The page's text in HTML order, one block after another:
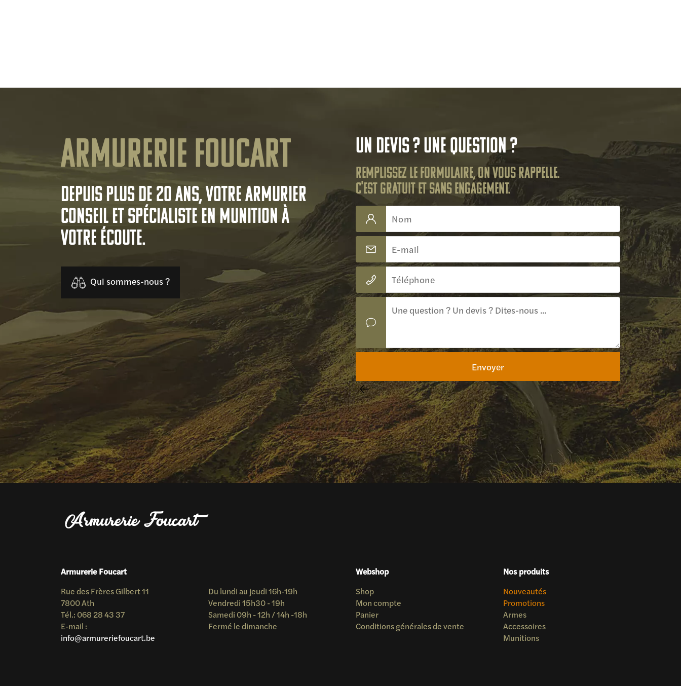
Armurerie Foucart
Depuis plus de 20 ans, votre armurier
conseil et spécialiste en munition à
votre écoute.
Qui sommes-nous ?
Un devis ? Une question ?
Remplissez le formulaire, on vous rappelle.
C'est gratuit et sans engagement.
Armurerie Foucart
Rue des Frères Gilbert 11
7800 Ath
Tél.: 068 28 43 37
E-mail :
info@armureriefoucart.be
Du lundi au jeudi 16h-19h
Vendredi 15h30 - 19h
Samedi 09h - 12h / 14h -18h
Fermé le dimanche
Webshop
Shop
Mon compte
Panier
Conditions générales de vente
Nos produits
Nouveautés
Promotions
Armes
Accessoires
Munitions